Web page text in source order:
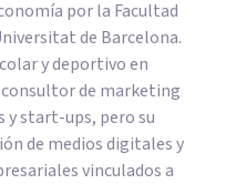
por la Facultad
de Barcelona.
y deportivo en
de marketing
start-ups, pero su
de medios digitales y
vinculados a